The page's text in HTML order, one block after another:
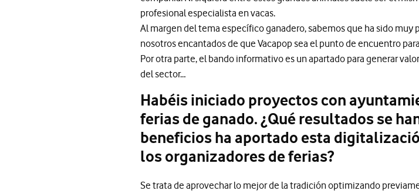
profesional especialista en vacas.
Al margen del tema específico ganadero, sabemos que ha sido
nosotros encantados de que Vacapop sea el punto de encuentro
Por otra parte, el bando informativo es un apartado para generar
del sector…
Habéis iniciado proyectos con
ferias de ganado. ¿Qué resultados se
beneficios ha aportado esta
los organizadores de ferias?
Se trata de aprovechar lo mejor de la tradición optimizando